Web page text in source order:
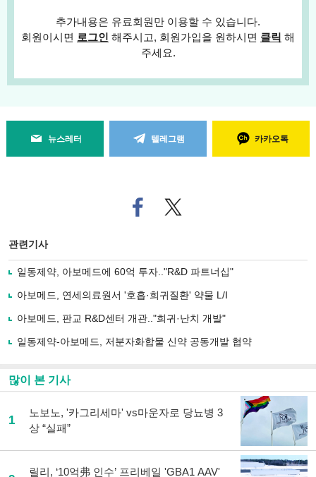
추가내용은 유료회원만 이용할 수 있습니다.
회원이시면 로그인 해주시고, 회원가입을 원하시면 클릭 해
주세요.
뉴스레터 텔레그램 카카오톡
페
이
로
기
사
유
기
트위
터로
관련기사
일동제약, 아보메드에 60억 투자.."R&D 파트너십"
아보메드, 연세의료원서 '호흡·희귀질환' 약물 L/I
아보메드, 판교 R&D센터 개관.."희귀·난치 개발"
일동제약-아보메드, 저분자화합물 신약 공동개발 협약
많이 본 기사
1
노보노, '카그리세마' vs마운자로 당뇨병 3
상 “실패”
릴리, ‘10억弗 인수’ 프리베일 'GBA1 AAV'